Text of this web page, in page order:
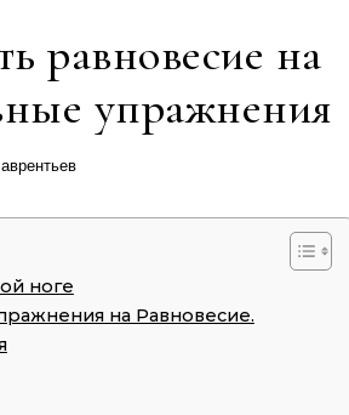
равновесие на
упражнения
ноге
на Равновесие.